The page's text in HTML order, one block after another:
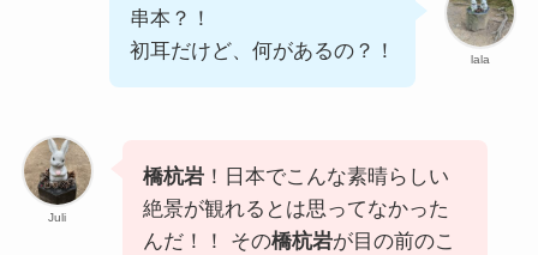
lala
串本？！
初耳だけど、何があるの？！
Juli
橋杭岩！日本でこんな素晴らしい
絶景が観れるとは思ってなかった
んだ！！ その橋杭岩が目の前のこ